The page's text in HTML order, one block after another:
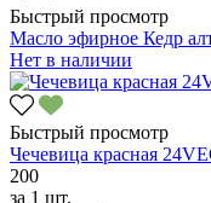
Быстрый просмотр
Масло эфирное Кедр
Нет в наличии
Быстрый просмотр
Чечевица красная
200
за 1 шт.